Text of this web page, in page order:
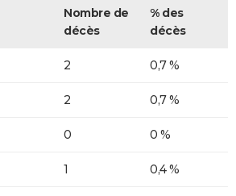
Nombre de
décès
% des
décès
2 0,7 %
2 0,7 %
0 0 %
1 0,4 %